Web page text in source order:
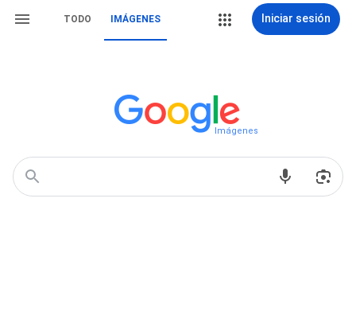
TODO IMÁGENES Iniciar sesión
Imágenes